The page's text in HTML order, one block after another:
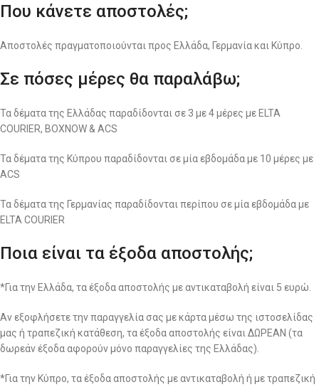
Που κάνετε αποστολές;
Αποστολές πραγματοποιούνται προς Ελλάδα, Γερμανία και Κύπρο.
Σε πόσες μέρες θα παραλάβω;
Τα δέματα της Ελλάδας παραδίδονται σε 3 με 4 μέρες με ELTA
COURIER, BOXNOW & ACS
Τα δέματα της Κύπρου παραδίδονται σε μία εβδομάδα με 10 μέρες με
ACS
Τα δέματα της Γερμανίας παραδίδονται περίπου σε μία εβδομάδα με
ELTA COURIER
Ποια είναι τα έξοδα αποστολής;
*Για την Ελλάδα, τα έξοδα αποστολής με αντικαταβολή είναι 5 ευρώ.
Αν εξοφλήσετε την παραγγελία σας με κάρτα μέσω της ιστοσελίδας
μας ή τραπεζική κατάθεση, τα έξοδα αποστολής είναι ΔΩΡΕΑΝ (τα
δωρεάν έξοδα αφορούν μόνο παραγγελίες της Ελλάδας).
*Για την Κύπρο, τα έξοδα αποστολής με αντικαταβολή ή με τραπεζική